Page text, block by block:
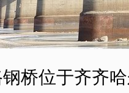
位于齐齐哈